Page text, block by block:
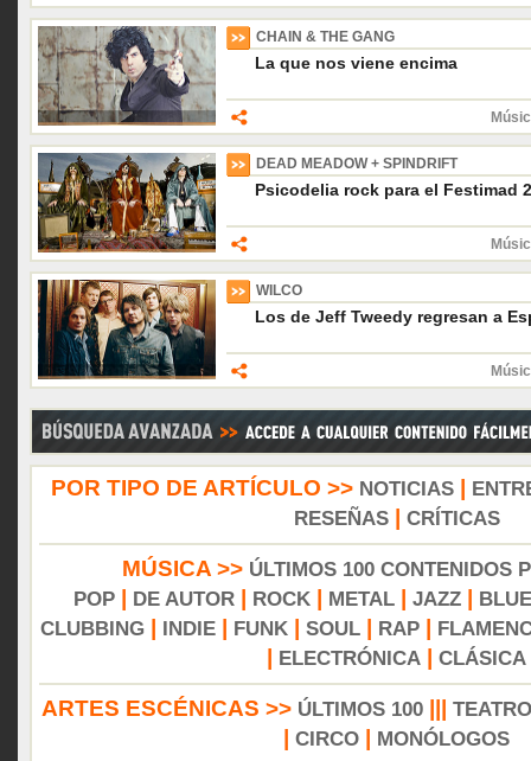
CHAIN & THE GANG
La que nos viene encima
DEAD MEADOW + SPINDRIFT
Psicodelia rock para el Festimad
WILCO
Los de Jeff Tweedy regresan a
POR TIPO DE ARTÍCULO >> NOTICIAS|
RESEÑAS| CRÍTICAS
MÚSICA >> ÚLTIMOS 100 CONTENIDOS
POP
DE AUTOR ROCK METAL JAZZ
CLUBBING
INDIE FUNK SOUL RAP
ELECTRÓNICA CLÁSICA
ARTES ESCÉNICAS >> ÚLTIMOS 100||| TEATRO
CIRCO MONÓLOGOS